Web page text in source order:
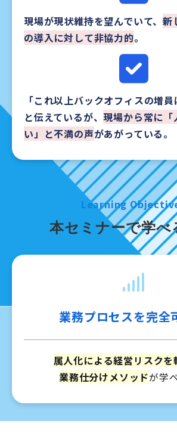
現場が現状維持を望んでいて、新
の導入に対して非協力的。
「これ以上バックオフィスの増員
と伝えているが、現場から常に「
い」と不満の声があがっている。
Learning
本セミナーで学べ
業務プロセスを完全
属人化による経営リスクを
業務仕分けメソッドが学